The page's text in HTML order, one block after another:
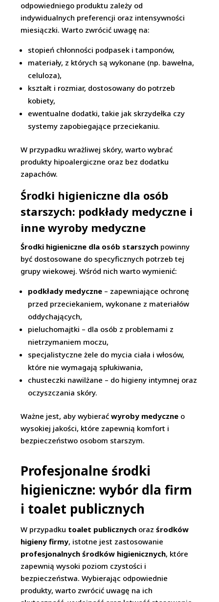
odpowiedniego produktu zależy od
indywidualnych preferencji oraz intensywności
miesiączki. Warto zwrócić uwagę na:
stopień chłonności podpasek i tamponów,
materiały, z których są wykonane (np. bawełna,
celuloza),
kształt i rozmiar, dostosowany do potrzeb
kobiety,
ewentualne dodatki, takie jak skrzydełka czy
systemy zapobiegające przeciekaniu.
W przypadku wrażliwej skóry, warto wybrać
produkty hipoalergiczne oraz bez dodatku
zapachów.
Środki higieniczne dla osób
starszych: podkłady medyczne i
inne wyroby medyczne
Środki higieniczne dla osób starszych powinny
być dostosowane do specyficznych potrzeb tej
grupy wiekowej. Wśród nich warto wymienić:
podkłady medyczne – zapewniające ochronę
przed przeciekaniem, wykonane z materiałów
oddychających,
pieluchomajtki – dla osób z problemami z
nietrzymaniem moczu,
specjalistyczne żele do mycia ciała i włosów,
które nie wymagają spłukiwania,
chusteczki nawilżane – do higieny intymnej oraz
oczyszczania skóry.
Ważne jest, aby wybieraćwyroby medyczne o
wysokiej jakości, które zapewnią komfort i
bezpieczeństwo osobom starszym.
Profesjonalne środki
higieniczne: wybór dla firm
i toalet publicznych
W przypadku toalet publicznych orazśrodków
higieny firmy, istotne jest zastosowanie
profesjonalnych środków higienicznych, które
zapewnią wysoki poziom czystości i
bezpieczeństwa. Wybierając odpowiednie
produkty, warto zwrócić uwagę na ich